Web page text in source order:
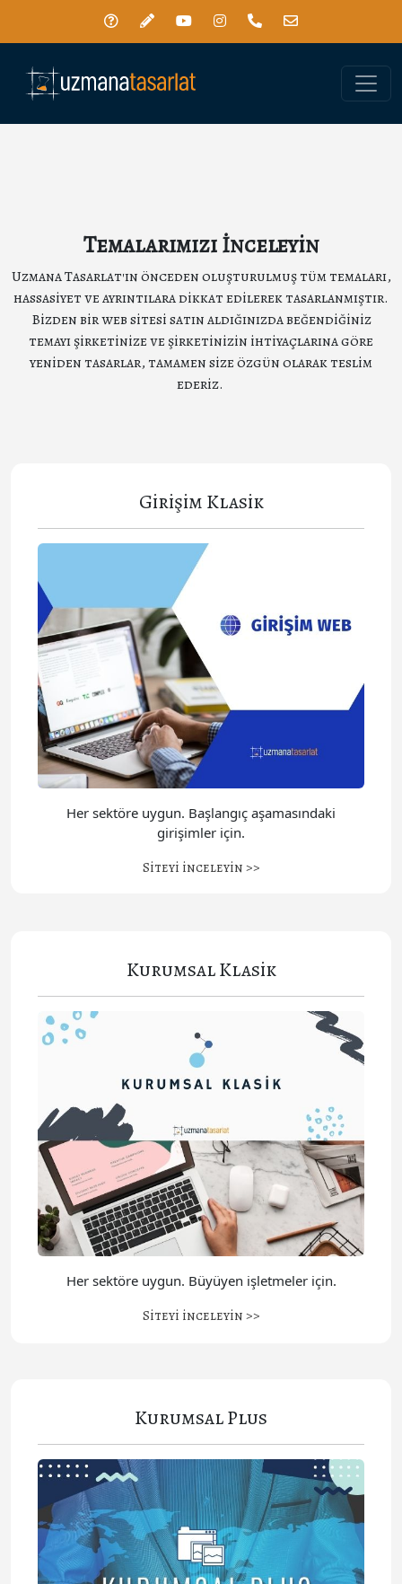
Temalarımızı İnceleyin
Uzmana Tasarlat'ın önceden oluşturulmuş tüm temaları,
hassasiyet ve ayrıntılara dikkat edilerek tasarlanmıştır.
Bizden bir web sitesi satın aldığınızda beğendiğiniz
temayı şirketinize ve şirketinizin ihtiyaçlarına göre
yeniden tasarlar, tamamen size özgün olarak teslim
ederiz.
Girişim Klasik
Her sektöre uygun. Başlangıç aşamasındaki
girişimler için.
Siteyi inceleyin >>
Kurumsal Klasik
Her sektöre uygun. Büyüyen işletmeler için.
Siteyi inceleyin >>
Kurumsal Plus